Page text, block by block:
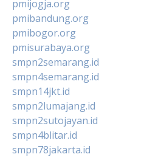
pmijogja.org
pmibandung.org
pmibogor.org
pmisurabaya.org
smpn2semarang.id
smpn4semarang.id
smpn14jkt.id
smpn2lumajang.id
smpn2sutojayan.id
smpn4blitar.id
smpn78jakarta.id